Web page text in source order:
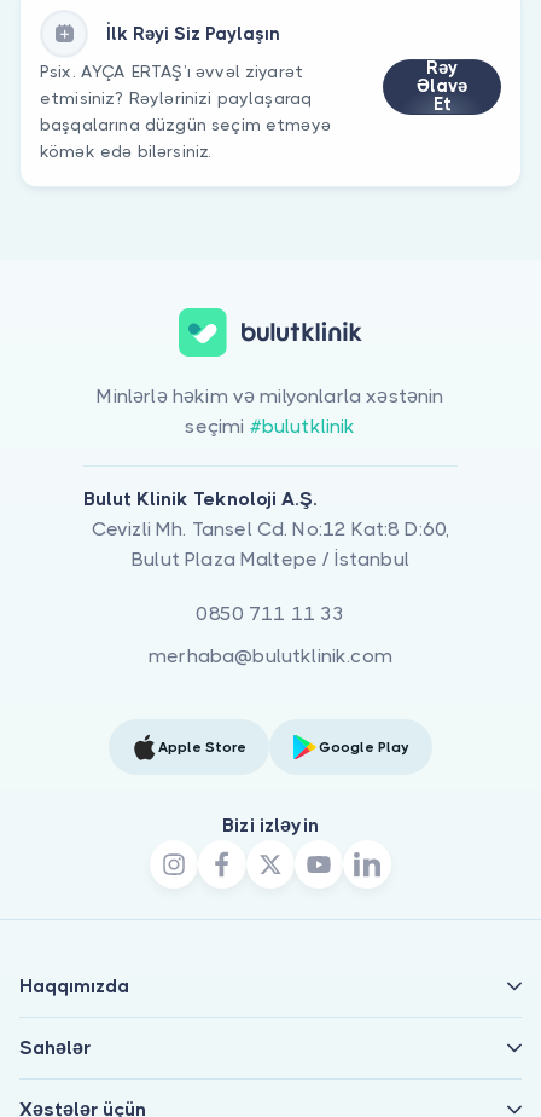
İlk Rəyi Siz Paylaşın
Psix. AYÇA ERTAŞ’ı əvvəl ziyarət
etmisiniz? Rəylərinizi paylaşaraq
başqalarına düzgün seçim etməyə
kömək edə bilərsiniz.
Rəy
Əlavə
Et
Minlərlə həkim və milyonlarla xəstənin
seçimi #bulutklinik
Bulut Klinik Teknoloji A.Ş.
Cevizli Mh. Tansel Cd. No:12 Kat:8 D:60,
Bulut Plaza Maltepe / İstanbul
0850 711 11 33
merhaba@bulutklinik.com
Apple Store Google Play
Bizi izləyin
Haqqımızda
Sahələr
Xəstələr üçün